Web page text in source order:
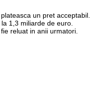
un pret acceptabil.
1,3 miliarde de euro.
reluat in anii urmatori.